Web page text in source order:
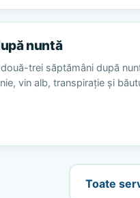
nuntă
trei săptămâni după
vin alb, transpirație și
Toate